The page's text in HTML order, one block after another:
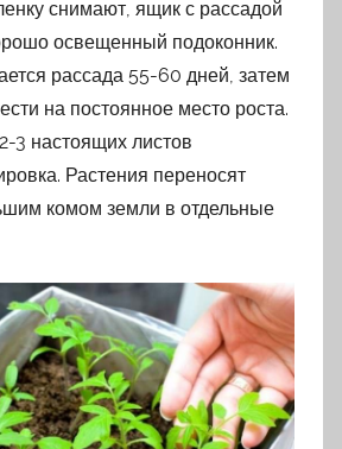
снимают, ящик с рассадой
освещенный подоконник.
рассада 55-60 дней, затем
на постоянное место роста.
3 настоящих листов
Растения переносят
комом земли в отдельные